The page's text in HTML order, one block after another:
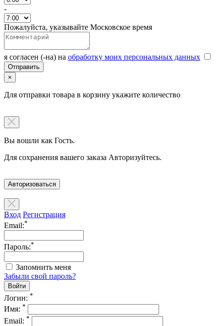
-
Пожалуйста, указывайте Московское время
я согласен (-на) на обработку моих персональных данных
×
Для отправки товара в корзину укажите количество
Вы вошли как Гость.
Для сохранения вашего заказа Авторизуйтесь.
Авторизоваться
Вход Регистрация
Email:*
Пароль:*
Запомнить меня
Забыли свой пароль?
Логин: *
Имя: *
Email: *